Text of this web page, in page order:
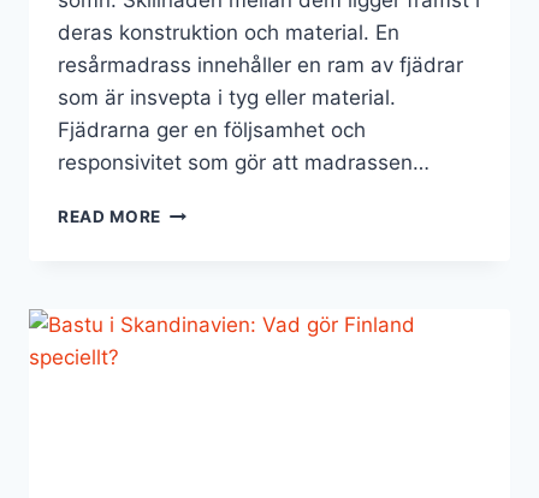
deras konstruktion och material. En
resårmadrass innehåller en ram av fjädrar
som är insvepta i tyg eller material.
Fjädrarna ger en följsamhet och
responsivitet som gör att madrassen…
READ MORE SKILLNAD
SKUMMADRASS